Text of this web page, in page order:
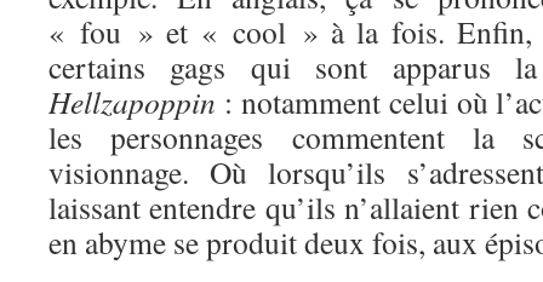
« fou » et « cool » à la fois. Enfin,
certains gags qui sont apparus
Hellzapoppin : notamment celui où
les personnages commentent la
visionnage. Où lorsqu’ils
laissant entendre qu’ils n’allaient rien
en abyme se produit deux fois, aux